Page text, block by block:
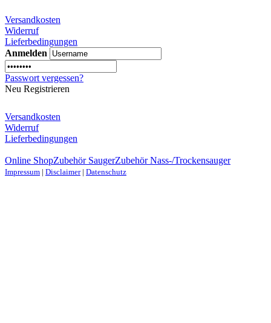
Versandkosten
Widerruf
Lieferbedingungen
Anmelden
Passwort vergessen?
Neu Registrieren
Versandkosten
Widerruf
Lieferbedingungen
Online ShopZubehör SaugerZubehör Nass-/Trockensauger
Impressum | Disclaimer| Datenschutz